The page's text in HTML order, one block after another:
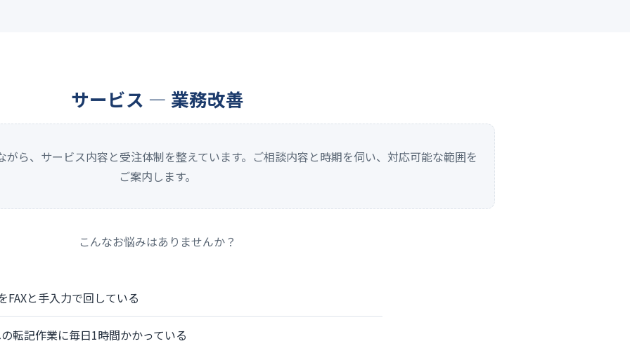
サービス — 業務改善
ら、サービス内容と受注体制を整えています。ご相談内容と時期を伺い、対応可能な範囲を
ご案内します。
こんなお悩みはありませんか？
FAXと手入力で回している
転記作業に毎日1時間かかっている